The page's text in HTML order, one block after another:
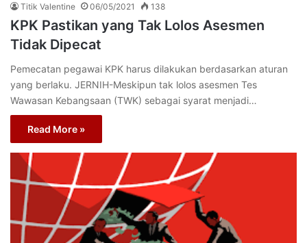
Titik Valentine 06/05/2021 138
KPK Pastikan yang Tak Lolos Asesmen
Tidak Dipecat
Pemecatan pegawai KPK harus dilakukan berdasarkan aturan
yang berlaku. JERNIH-Meskipun tak lolos asesmen Tes
Wawasan Kebangsaan (TWK) sebagai syarat menjadi…
Read More »